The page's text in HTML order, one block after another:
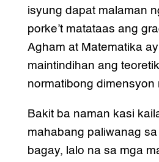
isyung dapat malaman
porke’t matataas ang
Agham at Matematika
maintindihan ang
normatibong dimensyon
Bakit ba naman kasi
mahabang paliwanag
bagay, lalo na sa mga